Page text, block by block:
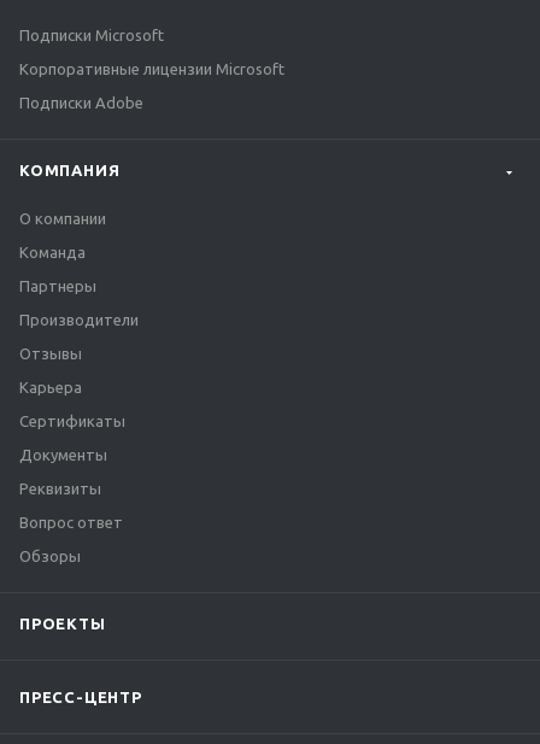
Подписки Microsoft
Корпоративные лицензии Microsoft
Подписки Adobe
КОМПАНИЯ
О компании
Команда
Партнеры
Производители
Отзывы
Карьера
Сертификаты
Документы
Реквизиты
Вопрос ответ
Обзоры
ПРОЕКТЫ
ПРЕСС-ЦЕНТР